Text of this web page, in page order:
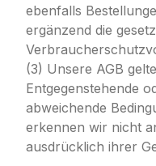
ebenfalls
ergänzend die
(3) Unsere AGB
Entgegenstehende
abweichende
erkennen wir nicht
ausdrücklich ihrer